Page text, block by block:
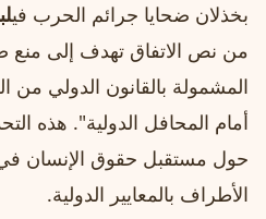
بخذلان ضحايا جرائم الحرب في
من نص الاتفاق تهدف إلى منع
المشمولة بالقانون الدولي من
أمام المحافل الدولية". هذه
حول مستقبل حقوق الإنسان
الأطراف بالمعايير الدولية.